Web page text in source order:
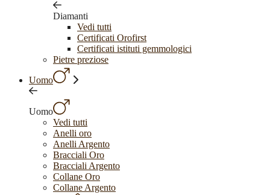
Diamanti
Vedi tutti
Certificati Orofirst
Certificati istituti gemmologici
Pietre preziose
Uomo
Uomo
Vedi tutti
Anelli oro
Anelli Argento
Bracciali Oro
Bracciali Argento
Collane Oro
Collane Argento